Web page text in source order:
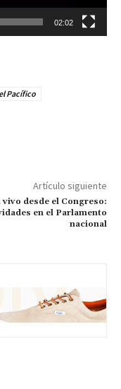
02:02
Pacífico
Artículo siguiente
vivo desde el Congreso:
en el Parlamento
nacional